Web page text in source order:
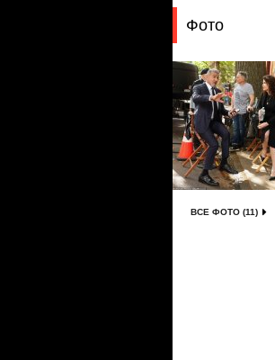
Фото
ВСЕ ФОТО (11)